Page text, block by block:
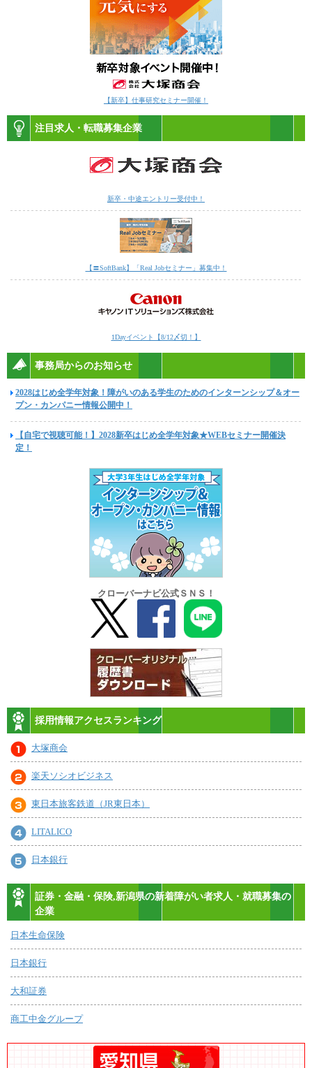
【新卒】仕事研究セミナー開催！
注目求人・転職募集企業
新卒・中途エントリー受付中！
【〓SoftBank】「Real Jobセミナー」募集中！
1Dayイベント【8/12〆切！】
事務局からのお知らせ
2028はじめ全学年対象！障がいのある学生のためのインターンシップ＆オー
プン・カンパニー情報公開中！
【自宅で視聴可能！】2028新卒はじめ全学年対象★WEBセミナー開催決
定！
クローバーナビ公式ＳＮＳ！
採用情報アクセスランキング
大塚商会
楽天ソシオビジネス
東日本旅客鉄道（JR東日本）
LITALICO
日本銀行
証券・金融・保険,新潟県の新着障がい者求人・就職募集の
企業
日本生命保険
日本銀行
大和証券
商工中金グループ